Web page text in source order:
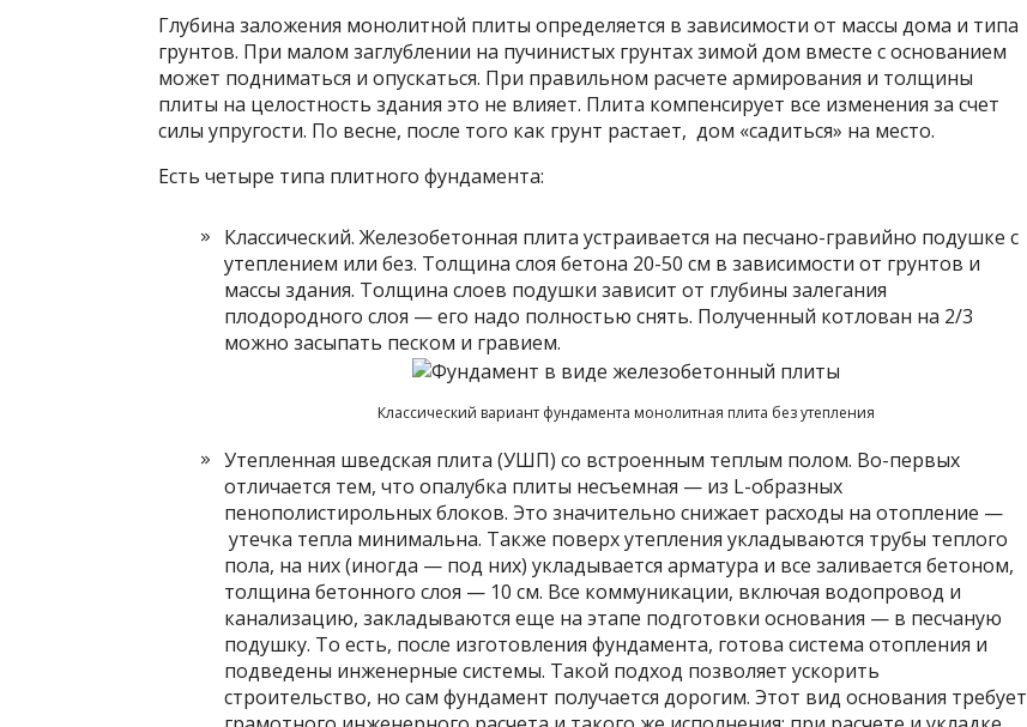
Глубина заложения монолитной плиты определяется в зависимости от массы дома и типа
грунтов. При малом заглублении на пучинистых грунтах зимой дом вместе с основанием
может подниматься и опускаться. При правильном расчете армирования и толщины
плиты на целостность здания это не влияет. Плита компенсирует все изменения за счет
силы упругости. По весне, после того как грунт растает, дом «садиться» на место.
Есть четыре типа плитного фундамента:
Классический. Железобетонная плита устраивается на песчано-гравийно подушке с
утеплением или без. Толщина слоя бетона 20-50 см в зависимости от грунтов и
массы здания. Толщина слоев подушки зависит от глубины залегания
плодородного слоя — его надо полностью снять. Полученный котлован на 2/3
можно засыпать песком и гравием.
Классический вариант фундамента монолитная плита без утепления
Утепленная шведская плита (УШП) со встроенным теплым полом. Во-первых
отличается тем, что опалубка плиты несъемная — из L-образных
пенополистирольных блоков. Это значительно снижает расходы на отопление —
утечка тепла минимальна. Также поверх утепления укладываются трубы теплого
пола, на них (иногда — под них) укладывается арматура и все заливается бетоном,
толщина бетонного слоя — 10 см. Все коммуникации, включая водопровод и
канализацию, закладываются еще на этапе подготовки основания — в песчаную
подушку. То есть, после изготовления фундамента, готова система отопления и
подведены инженерные системы. Такой подход позволяет ускорить
строительство, но сам фундамент получается дорогим. Этот вид основания требует